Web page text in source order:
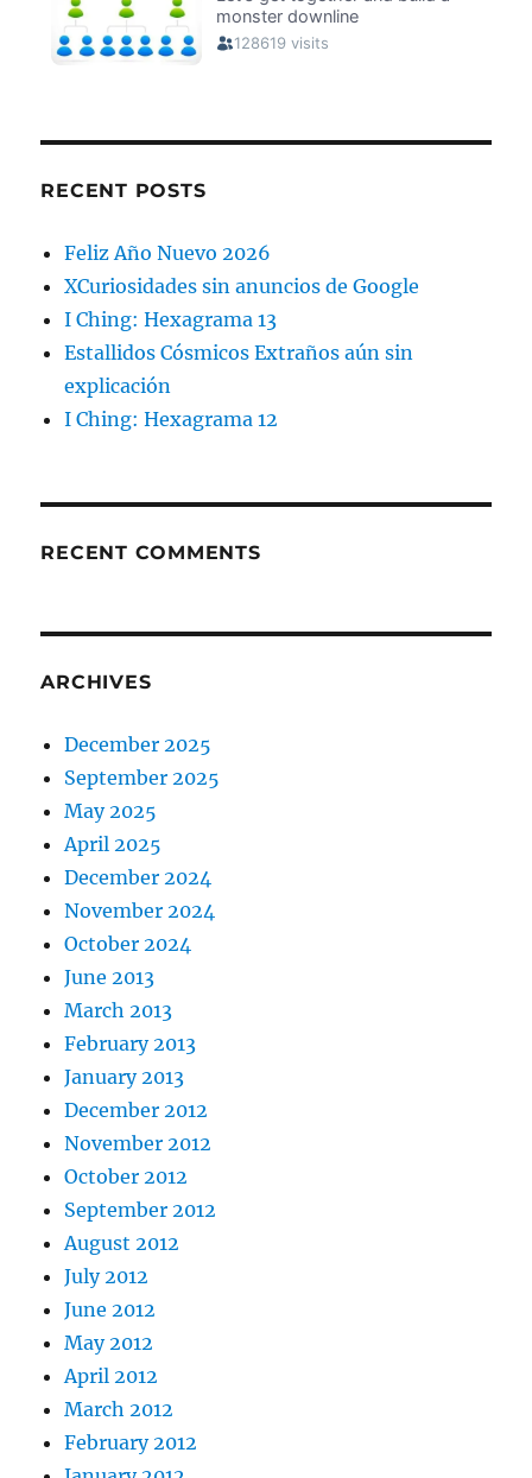
RECENT POSTS
Feliz Año Nuevo 2026
XCuriosidades sin anuncios de Google
I Ching: Hexagrama 13
Estallidos Cósmicos Extraños aún sin
explicación
I Ching: Hexagrama 12
RECENT COMMENTS
ARCHIVES
December 2025
September 2025
May 2025
April 2025
December 2024
November 2024
October 2024
June 2013
March 2013
February 2013
January 2013
December 2012
November 2012
October 2012
September 2012
August 2012
July 2012
June 2012
May 2012
April 2012
March 2012
February 2012